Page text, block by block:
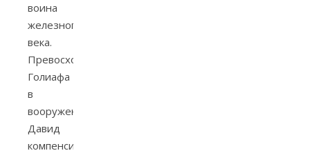
воина
железного
века.
Превосходство
Голиафа
в
вооружении
Давид
компенсирует